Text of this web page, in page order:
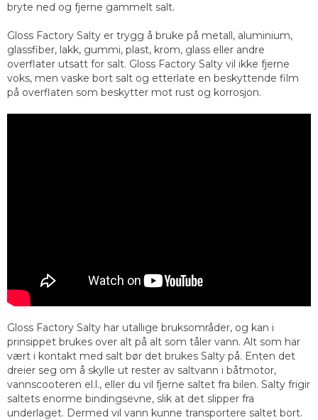
bryte ned og fjerne gammelt salt.
Gloss Factory Salty er trygg å bruke på metall, aluminium,
glassfiber, lakk, gummi, plast, krom, glass eller andre
overflater utsatt for salt. Gloss Factory Salty vil ikke fjerne
voks, men vaske bort salt og etterlate en beskyttende film
på overflaten som beskytter mot rust og korrosjon.
Gloss Factory Salty har utallige bruksområder, og kan i
prinsippet brukes over alt på alt som tåler vann. Alt som har
vært i kontakt med salt bør det brukes Salty på. Enten det
dreier seg om å skylle ut rester av saltvann i båtmotor,
vannscooteren el.l., eller du vil fjerne saltet fra bilen. Salty frigir
saltets enorme bindingsevne, slik at det slipper fra
underlaget. Dermed vil vann kunne transportere saltet bort.